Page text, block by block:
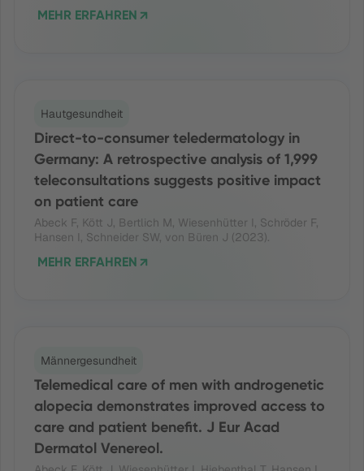
MEHR ERFAHREN
Hautgesundheit
Direct-to-consumer teledermatology in
Germany: A retrospective analysis of 1,999
teleconsultations suggests positive impact
on patient care
Abeck F, Kött J, Bertlich M, Wiesenhütter I, Schröder F,
Hansen I, Schneider SW, von Büren J (2023).
MEHR ERFAHREN
Männergesundheit
Telemedical care of men with androgenetic
alopecia demonstrates improved access to
care and patient benefit. J Eur Acad
Dermatol Venereol.